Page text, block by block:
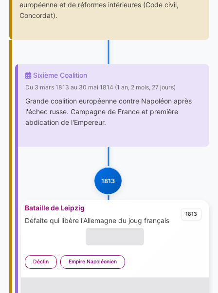
européenne et de réformes intérieures (Code civil,
Concordat).
Sixième Coalition
Du 3 mars 1813 au 30 mai 1814 (1 an, 2 mois, 27 jours)
Grande coalition européenne contre Napoléon après
l'échec russe. Campagne de France et première
abdication de l'Empereur.
1813
1813
Bataille de Leipzig
Défaite qui libère l'Allemagne du joug français
Déclin Empire Napoléonien